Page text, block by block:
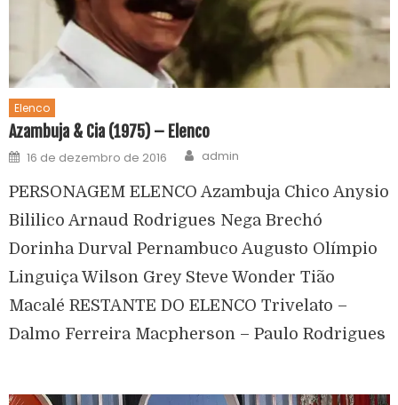
Elenco
Azambuja & Cia (1975) – Elenco
16 de dezembro de 2016 admin
PERSONAGEM ELENCO Azambuja Chico Anysio
Bililico Arnaud Rodrigues Nega Brechó
Dorinha Durval Pernambuco Augusto Olímpio
Linguiça Wilson Grey Steve Wonder Tião
Macalé RESTANTE DO ELENCO Trivelato –
Dalmo Ferreira Macpherson – Paulo Rodrigues